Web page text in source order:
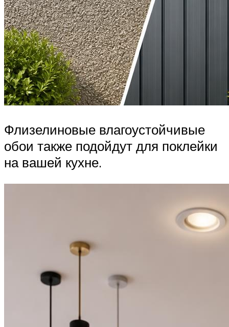
Флизелиновые влагоустойчивые
обои также подойдут для поклейки
на вашей кухне.